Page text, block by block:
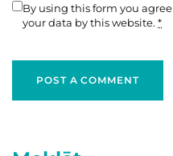
By using this form you
your data by this website. *
POST A COMMENT